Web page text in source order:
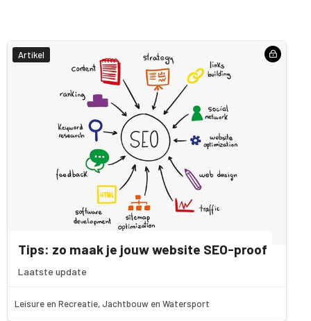
Artikel
Tips: zo maak je jouw website SEO-proof
Laatste update
Leisure en Recreatie, Jachtbouw en Watersport